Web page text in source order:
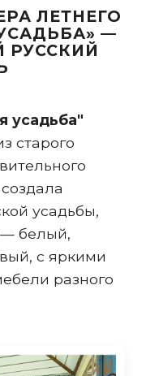
ЛЕТНЕГО
—
РУССКИЙ
усадьба"
старого
усадьбы,
— белый,
с яркими
разного